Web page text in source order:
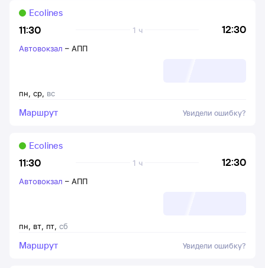
11:30 12:30
1 ч
Ecolines
пн, ср, вс
Автовокзал – АПП
Маршрут Увидели ошибку?
11:30 12:30
1 ч
Ecolines
пн, вт, пт, сб
Автовокзал – АПП
Маршрут Увидели ошибку?